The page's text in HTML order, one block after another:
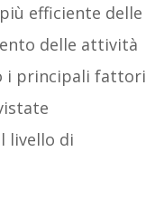
efficiente delle
delle attività
i principali fattori
livello di